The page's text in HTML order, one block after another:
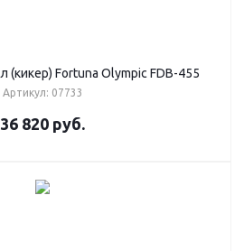
Fortuna Olympic FDB-455
Артикул: 07733
36 820 руб.